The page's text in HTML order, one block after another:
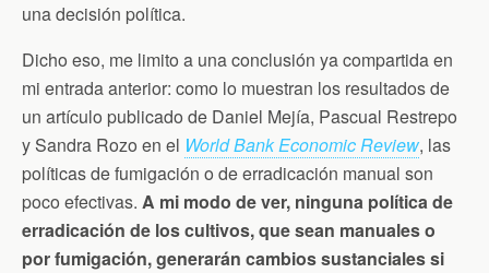
una decisión política.
Dicho eso, me limito a una conclusión ya compartida en
mi entrada anterior: como lo muestran los resultados de
un artículo publicado de Daniel Mejía, Pascual Restrepo
y Sandra Rozo en el World Bank Economic Review, las
políticas de fumigación o de erradicación manual son
poco efectivas. A mi modo de ver, ninguna política de
erradicación de los cultivos, que sean manuales o
por fumigación, generarán cambios sustanciales si